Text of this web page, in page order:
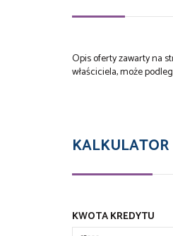
Opis oferty zawarty na
właściciela, może
KWOTA KREDYTU